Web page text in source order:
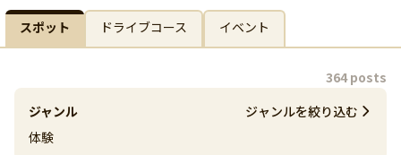
スポット ドライブコース イベント
ジャンル
体験
ジャンルを絞り込む
364 posts